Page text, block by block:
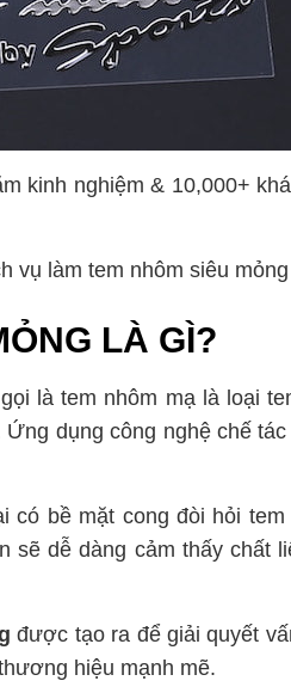
kinh nghiệm & 10,000+
vụ làm tem nhôm siêu
LÀ GÌ?
là tem nhôm mạ là loại
dụng công nghệ chế
có bề mặt cong đòi hỏi
sẽ dễ dàng cảm thấy chất
được tạo ra để giải quyết
hiệu mạnh mẽ.